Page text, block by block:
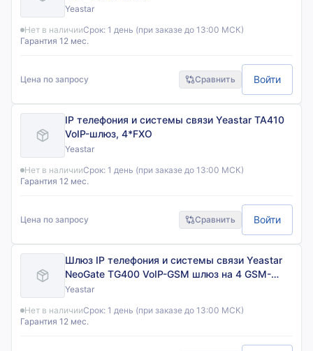
Yeastar
Нет в наличииСрок: 1 день (при заказе до 13:00 МСК)
Гарантия 12 мес.
Цена по запросу Сравнить Войти
IP телефония и системы связи Yeastar TA410
VoIP-шлюз, 4*FXO
Yeastar
Нет в наличииСрок: 1 день (при заказе до 13:00 МСК)
Гарантия 12 мес.
Цена по запросу Сравнить Войти
Шлюз IP телефония и системы связи Yeastar
NeoGate TG400 VoIP-GSM шлюз на 4 GSM-
канала
Yeastar
Нет в наличииСрок: 1 день (при заказе до 13:00 МСК)
Гарантия 12 мес.